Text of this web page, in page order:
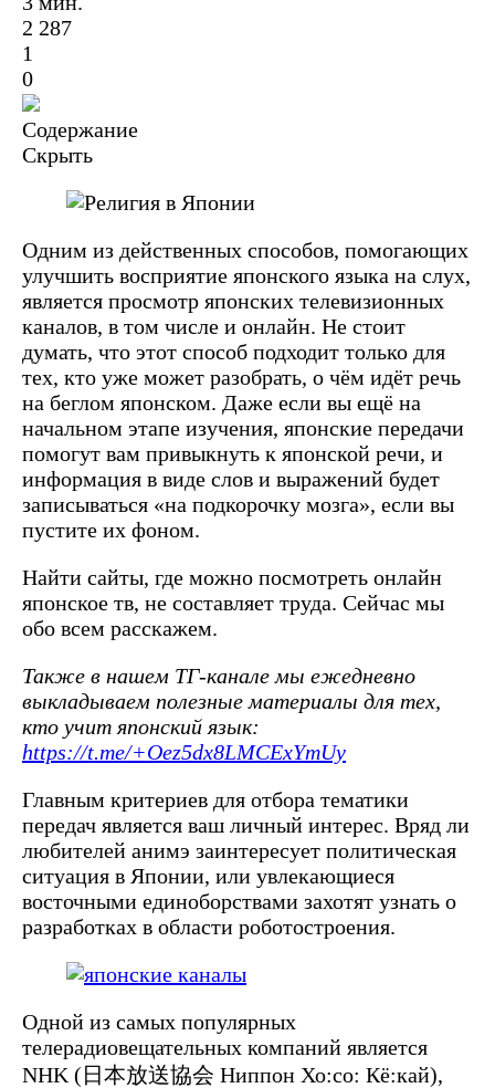
2 287
1
0
Содержание
Скрыть
Одним из действенных способов, помогающих
улучшить восприятие японского языка на слух,
является просмотр японских телевизионных
каналов, в том числе и онлайн. Не стоит
думать, что этот способ подходит только для
тех, кто уже может разобрать, о чём идёт речь
на беглом японском. Даже если вы ещё на
начальном этапе изучения, японские передачи
помогут вам привыкнуть к японской речи, и
информация в виде слов и выражений будет
записываться «на подкорочку мозга», если вы
пустите их фоном.
Найти сайты, где можно посмотреть онлайн
японское тв, не составляет труда. Сейчас мы
обо всем расскажем.
Также в нашем ТГ-канале мы ежедневно
выкладываем полезные материалы для тех,
кто учит японский язык:
https://t.me/+Oez5dx8LMCExYmUy
Главным критериев для отбора тематики
передач является ваш личный интерес. Вряд ли
любителей анимэ заинтересует политическая
ситуация в Японии, или увлекающиеся
восточными единоборствами захотят узнать о
разработках в области роботостроения.
Одной из самых популярных
телерадиовещательных компаний является
NHK (日本放送協会 Ниппон Хо:со: Кё:кай),